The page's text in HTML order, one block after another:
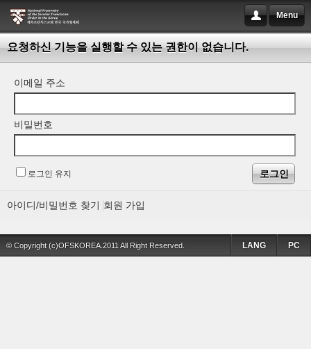
Menu
요청하신 기능을 실행할 수 있는 권한이 없습니다.
이메일 주소
비밀번호
로그인 유지
아이디/비밀번호 찾기 회원 가입
© Copyright (c)OFSKOREA.2011 All Right Reserved. PC
LANG